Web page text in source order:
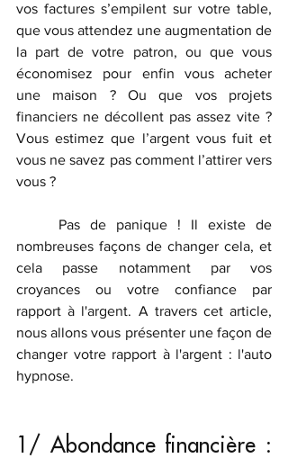
vos factures s’empilent sur votre table,
que vous attendez une augmentation de
la part de votre patron, ou que vous
économisez pour enfin vous acheter
une maison ? Ou que vos projets
financiers ne décollent pas assez vite ?
Vous estimez que l’argent vous fuit et
vous ne savez pas comment l’attirer vers
vous ?
nombreuses façons de changer cela, et
cela passe notamment par vos
croyances ou votre confiance par
rapport à l'argent. A travers cet article,
nous allons vous présenter une façon de
changer votre rapport à l'argent : l'auto
hypnose.
1/ Abondance financière :